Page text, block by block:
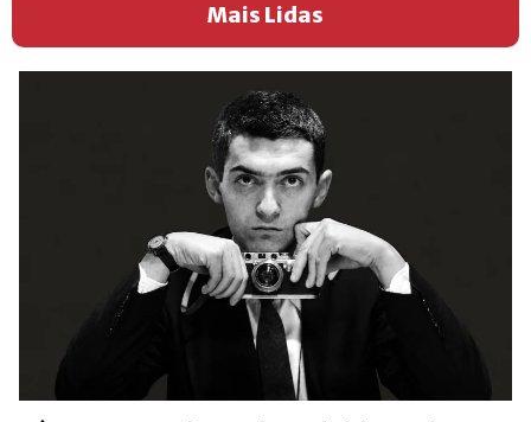
Mais Lidas